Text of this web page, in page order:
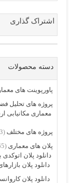
اشتراک گذاری
دسته محصولات
پاورپوینت های
پروژه های تحلیل
معماری مکانیابی
پروژه های مختلف (3)
پلان های معماری (365)
دانلود پلان اتوکدی
دانلود پلان
دانلود پلان